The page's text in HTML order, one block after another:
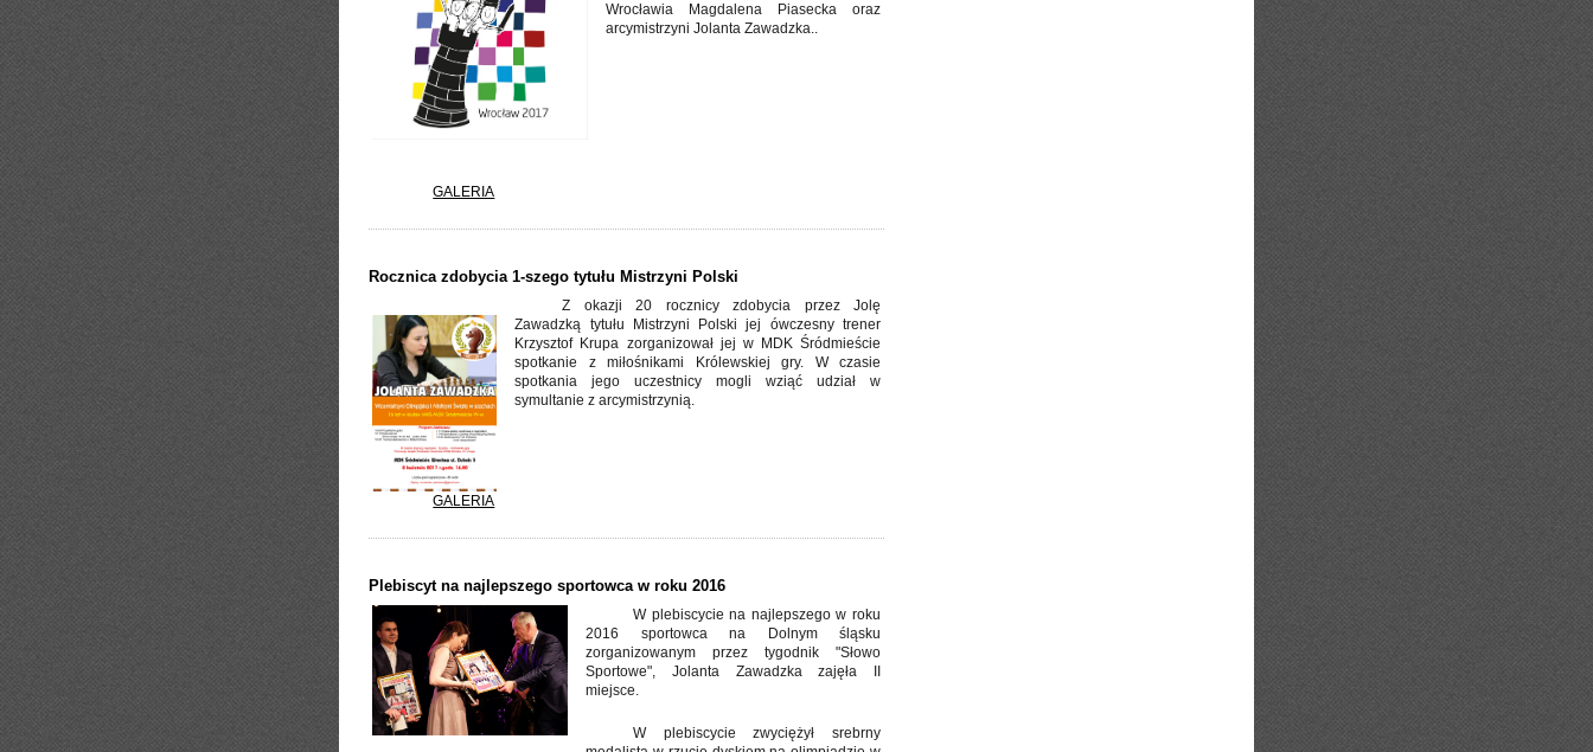
GALERIA
Wrocławia Magdalena Piasecka oraz
arcymistrzyni Jolanta Zawadzka..
Rocznica zdobycia 1-szego tytułu Mistrzyni Polski
GALERIA
Z okazji 20 rocznicy zdobycia przez Jolę
Zawadzką tytułu Mistrzyni Polski jej ówczesny trener
Krzysztof Krupa zorganizował jej w MDK Śródmieście
spotkanie z miłośnikami Królewskiej gry. W czasie
spotkania jego uczestnicy mogli wziąć udział w
symultanie z arcymistrzynią.
Plebiscyt na najlepszego sportowca w roku 2016
W plebiscycie na najlepszego w roku
2016 sportowca na Dolnym śląsku
zorganizowanym przez tygodnik "Słowo
Sportowe", Jolanta Zawadzka zajęła II
miejsce.
W plebiscycie zwyciężył srebrny